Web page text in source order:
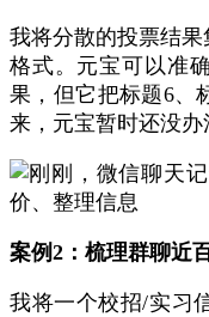
我将分散的投票结
格式。元宝可以准
果，但它把标题6、
来，元宝暂时还没办
案例2： 梳理群聊近
我将一个校招/实习